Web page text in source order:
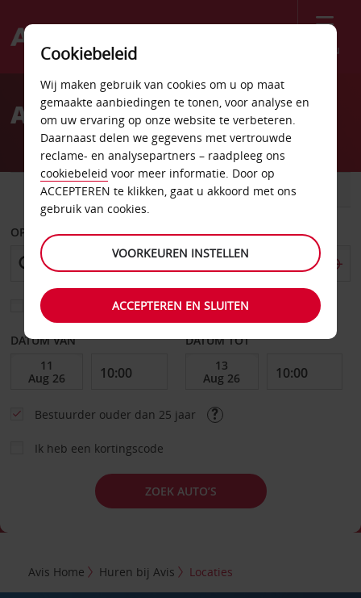
Menu
Welcome
AvisAutoverhuurlocaties
AUTO BESTELWAGEN
OPHALEN OP
Kies een ander afleverpunt
DATUM VAN DATUM TOT
Bestuurder ouder dan 25 jaar
Ik heb een kortingscode
ZOEK AUTO’S
Avis Home Huren bij Avis Locaties
Cookiebeleid
Wij maken gebruik van cookies om u op maat
gemaakte aanbiedingen te tonen, voor analyse en
om uw ervaring op onze website te verbeteren.
Daarnaast delen we gegevens met vertrouwde
reclame- en analysepartners – raadpleeg ons
cookiebeleid voor meer informatie. Door op
ACCEPTEREN te klikken, gaat u akkoord met ons
gebruik van cookies.
VOORKEUREN INSTELLEN
ACCEPTEREN EN SLUITEN